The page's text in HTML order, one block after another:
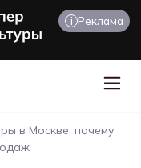
i Реклама
в Москве: почему